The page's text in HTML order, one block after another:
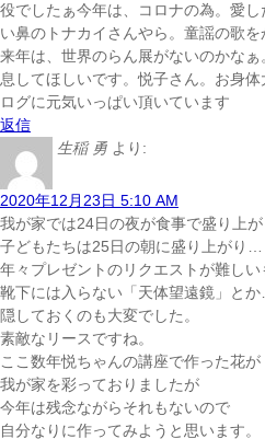
役でしたぁ今年は、コロナの為。愛
い鼻のトナカイさんやら。童謡の歌を
来年は、世界のらん展がないのかな
息してほしいです。悦子さん。お身
ログに元気いっぱい頂いています
返信
生稲 勇 より:
2020年12月23日 5:10 AM
我が家では24日の夜が食事で盛り上が
子どもたちは25日の朝に盛り上がり…
年々プレゼントのリクエストが難しい
靴下には入らない「天体望遠鏡」と
隠しておくのも大変でした。
素敵なリースですね。
ここ数年悦ちゃんの講座で作った花が
我が家を彩っておりましたが
今年は残念ながらそれもないので
自分なりに作ってみようと思います。